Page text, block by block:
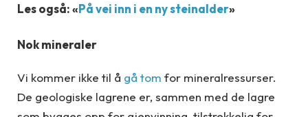
Les også: «På vei inn i en ny steinalder»
Nok mineraler
Vi kommer ikke til å gå tom for mineralressurser.
De geologiske lagrene er, sammen med de lagre